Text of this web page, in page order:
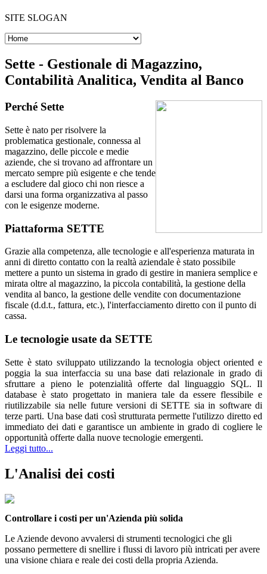
SITE SLOGAN
Sette - Gestionale di Magazzino,
Contabilità Analitica, Vendita al Banco
Perché Sette
Sette è nato per risolvere la
problematica gestionale, connessa al
magazzino, delle piccole e medie
aziende, che si trovano ad affrontare un
mercato sempre più esigente e che tende
a escludere dal gioco chi non riesce a
darsi una forma organizzativa al passo
con le esigenze moderne.
Piattaforma SETTE
Grazie alla competenza, alle tecnologie e all'esperienza maturata in
anni di diretto contatto con la realtà aziendale è stato possibile
mettere a punto un sistema in grado di gestire in maniera semplice e
mirata oltre al magazzino, la piccola contabilità, la gestione della
vendita al banco, la gestione delle vendite con documentazione
fiscale (d.d.t., fattura, etc.), l'interfacciamento diretto con il punto di
cassa.
Le tecnologie usate da SETTE
Sette è stato sviluppato utilizzando la tecnologia object oriented e
poggia la sua interfaccia su una base dati relazionale in grado di
sfruttare a pieno le potenzialità offerte dal linguaggio SQL. Il
database è stato progettato in maniera tale da essere flessibile e
riutilizzabile sia nelle future versioni di SETTE sia in software di
terze parti. Una base dati così strutturata permette l'utilizzo diretto ed
immediato dei dati e garantisce un ambiente in grado di cogliere le
opportunità offerte dalla nuove tecnologie emergenti.
Leggi tutto...
L'Analisi dei costi
Controllare i costi per un'Azienda più solida
Le Aziende devono avvalersi di strumenti tecnologici che gli
possano permettere di snellire i flussi di lavoro più intricati per avere
una visione chiara e reale dei costi della propria Azienda.